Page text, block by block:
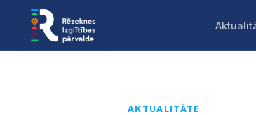
AKTUALITĀTE